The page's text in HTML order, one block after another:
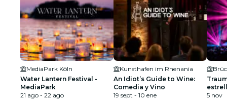
MediaPark Köln
Water Lantern Festival -
MediaPark
21 ago - 22 ago
Kunsthafen im Rhenania
An Idiot’s Guide to Wine:
Comedia y Vino
19 sept - 10 ene
5 nov